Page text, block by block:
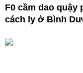
F0 cầm dao quậy
cách ly ở Bình